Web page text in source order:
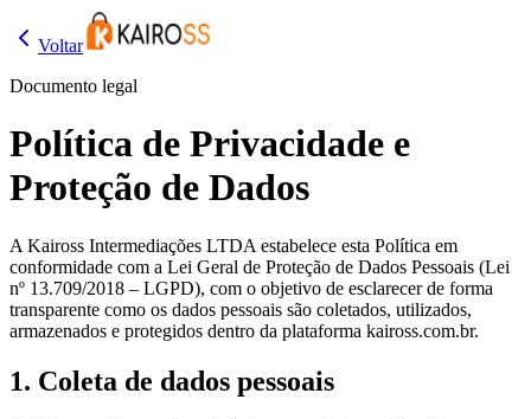
Voltar
Documento legal
Política de Privacidade e
Proteção de Dados
A Kaiross Intermediações LTDA estabelece esta Política em
conformidade com a Lei Geral de Proteção de Dados Pessoais (Lei
nº 13.709/2018 – LGPD), com o objetivo de esclarecer de forma
transparente como os dados pessoais são coletados, utilizados,
armazenados e protegidos dentro da plataforma kaiross.com.br.
1. Coleta de dados pessoais